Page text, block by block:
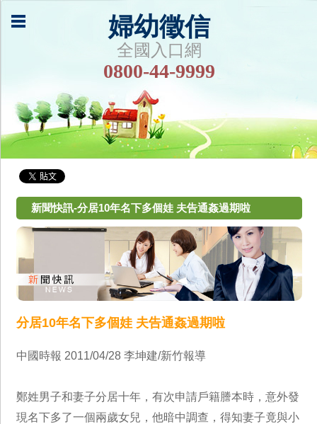
婦幼徵信
全國入口網
0800-44-9999
新聞快訊-分居10年名下多個娃 夫告通姦過期啦
分居10年名下多個娃 夫告通姦過期啦
中國時報 2011/04/28 李坤建/新竹報導
鄭姓男子和妻子分居十年，有次申請戶籍謄本時，意外發
現名下多了一個兩歲女兒，他暗中調查，得知妻子竟與小